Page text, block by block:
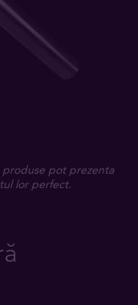
pot prezenta
lor perfect.